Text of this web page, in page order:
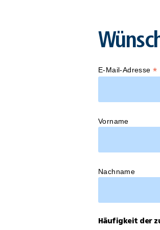
E-Mail-Adresse*
Vorname
Nachname
Häufigkeit der